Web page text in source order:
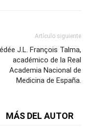
Artículo siguiente
J.L. François Talma,
académico de la Real
Academia Nacional de
Medicina de España.
MÁS DEL AUTOR